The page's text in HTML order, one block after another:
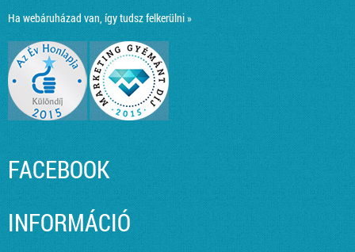
Ha webáruházad van, így tudsz felkerülni »
FACEBOOK
INFORMÁCIÓ